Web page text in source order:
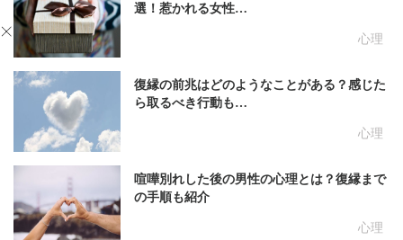
心理
選！惹かれる女性…
心理
復縁の前兆はどのようなことがある？感じた
ら取るべき行動も…
心理
喧嘩別れした後の男性の心理とは？復縁まで
の手順も紹介